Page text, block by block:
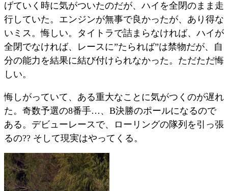
げていく時に気がついたのだが、ハイを全閉のまま走
行していた。エンジンが無事で良かったが、あり得な
いミス。悔しい。タイトラで詰まらなければ、ハイが
全閉でなければ、レースに”たられば”は禁物だが、自
分の能力を結果に結び付けられなかった。ただただ悔
しい。
悔しがっていて、ある重大なことに気がつくのが遅れ
た。奇数予選の8番手…、B決勝のポールになるので
ある。デビューレースで、ローリングの隊列を引っ張
るの?? そして現実はやってくる。